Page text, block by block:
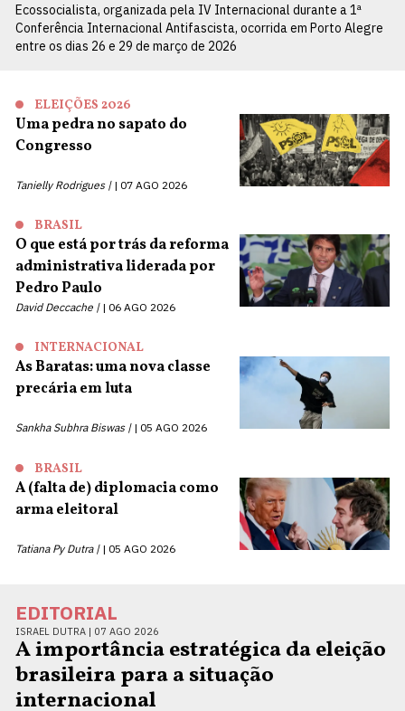
Ecossocialista, organizada pela IV Internacional durante a 1ª
Conferência Internacional Antifascista, ocorrida em Porto Alegre
entre os dias 26 e 29 de março de 2026
ELEIÇÕES 2026
Uma pedra no sapato do
Congresso
Tanielly Rodrigues | 07 AGO 2026
BRASIL
O que está por trás da reforma
administrativa liderada por
Pedro Paulo
David Deccache | 06 AGO 2026
INTERNACIONAL
As Baratas: uma nova classe
precária em luta
Sankha Subhra Biswas | 05 AGO 2026
BRASIL
A (falta de) diplomacia como
arma eleitoral
Tatiana Py Dutra | 05 AGO 2026
EDITORIAL
ISRAEL DUTRA | 07 AGO 2026
A importância estratégica da eleição
brasileira para a situação
internacional